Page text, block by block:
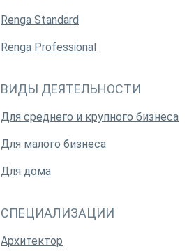
Renga Standard
Renga Professional
ВИДЫ ДЕЯТЕЛЬНОСТИ
Для среднего и крупного бизнеса
Для малого бизнеса
Для дома
СПЕЦИАЛИЗАЦИИ
Архитектор